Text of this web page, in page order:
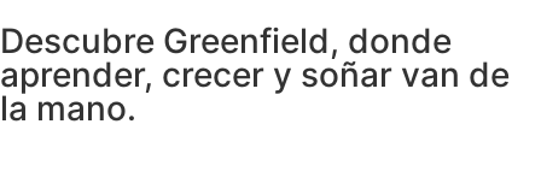
Descubre Greenfield, donde
aprender, crecer y soñar van de
la mano.